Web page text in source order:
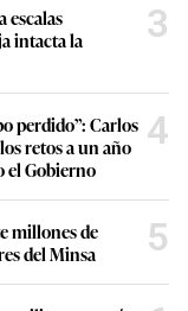
escalas
intacta la
3
perdido”: Carlos
retos a un año
el Gobierno
4
millones de
del Minsa
5